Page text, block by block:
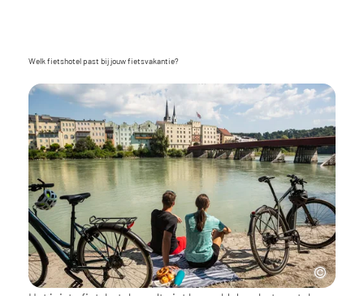
Welk fietshotel past bij jouw fietsvakantie?